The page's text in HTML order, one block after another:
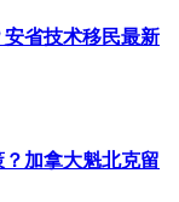
省技术移民最新
加拿大魁北克留